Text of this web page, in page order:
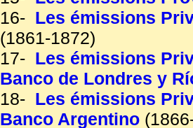
16- Les émissions
(1861-1872)
17- Les émissions
Banco de Londres y
18- Les émissions
Banco Argentino